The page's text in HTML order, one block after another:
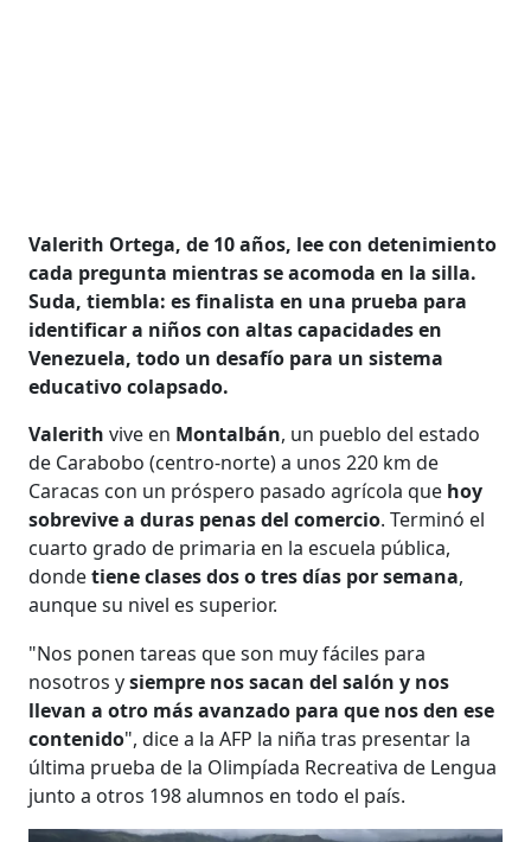
Valerith Ortega, de 10 años, lee con detenimiento
cada pregunta mientras se acomoda en la silla.
Suda, tiembla: es finalista en una prueba para
identificar a niños con altas capacidades en
Venezuela, todo un desafío para un sistema
educativo colapsado.
Valerithvive en Montalbán, un pueblo del estado
de Carabobo (centro-norte) a unos 220 km de
Caracas con un próspero pasado agrícola que hoy
sobrevive a duras penas del comercio. Terminó el
cuarto grado de primaria en la escuela pública,
dondetiene clases dos o tres días por semana,
aunque su nivel es superior.
"Nos ponen tareas que son muy fáciles para
nosotros ysiempre nos sacan del salón y nos
llevan a otro más avanzado para que nos den ese
contenido", dice a la AFP la niña tras presentar la
última prueba de la Olimpíada Recreativa de Lengua
junto a otros 198 alumnos en todo el país.